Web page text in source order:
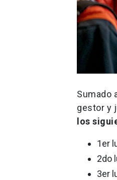
Sumado
gestor y
los
1er
2do
3er